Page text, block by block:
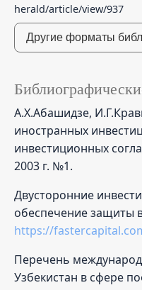
herald/article/view/937
Другие форматы
А.Х.Абашидзе,
иностранных
инвестиционных
2003 г. №1.
Двусторонние
обеспечение защиты
https://
Перечень
Узбекистан в сфере